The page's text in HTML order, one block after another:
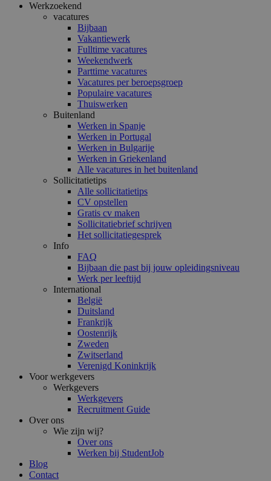
Werkzoekend
vacatures
Bijbaan
Vakantiewerk
Fulltime vacatures
Weekendwerk
Parttime vacatures
Vacatures per beroepsgroep
Populaire vacatures
Thuiswerken
Buitenland
Werken in Spanje
Werken in Portugal
Werken in Bulgarije
Werken in Griekenland
Alle vacatures in het buitenland
Sollicitatietips
Alle sollicitatietips
CV opstellen
Gratis cv maken
Sollicitatiebrief schrijven
Het sollicitatiegesprek
Info
FAQ
Bijbaan die past bij jouw opleidingsniveau
Werk per leeftijd
International
België
Duitsland
Frankrijk
Oostenrijk
Zweden
Zwitserland
Verenigd Koninkrijk
Voor werkgevers
Werkgevers
Werkgevers
Recruitment Guide
Over ons
Wie zijn wij?
Over ons
Werken bij StudentJob
Blog
Contact